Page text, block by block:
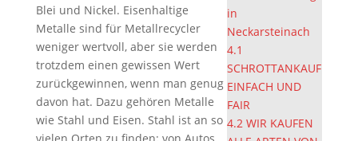
Blei und Nickel. Eisenhaltige
Metalle sind für Metallrecycler
weniger wertvoll, aber sie werden
trotzdem einen gewissen Wert
zurückgewinnen, wenn man genug
davon hat. Dazu gehören Metalle
wie Stahl und Eisen. Stahl ist an so
in
Neckarsteinach
4.1
SCHROTTANKAUF
EINFACH UND
FAIR
4.2 WIR KAUFEN